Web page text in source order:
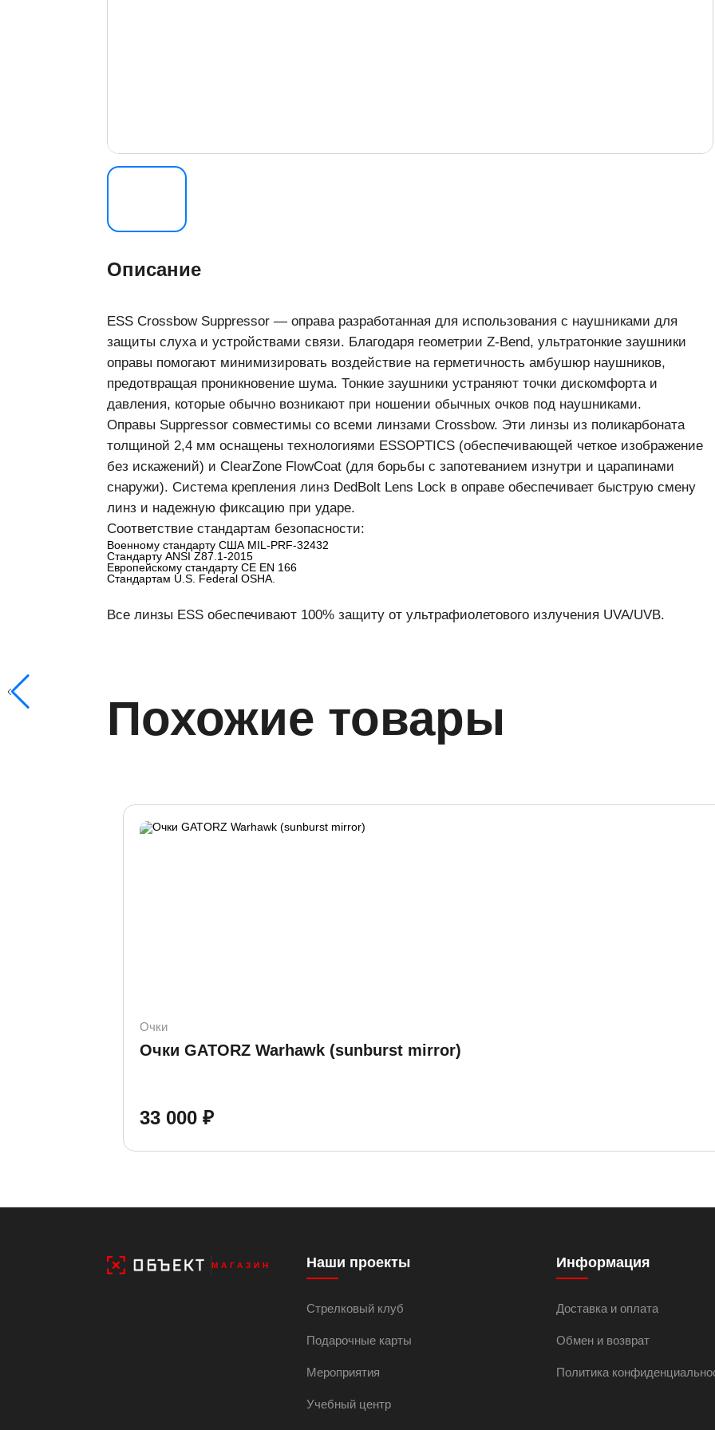
Описание
ESS Crossbow Suppressor — оправа разработанная для использования с наушниками для
защиты слуха и устройствами связи. Благодаря геометрии Z-Bend, ультратонкие заушники
оправы помогают минимизировать воздействие на герметичность амбушюр наушников,
предотвращая проникновение шума. Тонкие заушники устраняют точки дискомфорта и
давления, которые обычно возникают при ношении обычных очков под наушниками.
Оправы Suppressor совместимы со всеми линзами Crossbow. Эти линзы из поликарбоната
толщиной 2,4 мм оснащены технологиями ESSOPTICS (обеспечивающей четкое изображение
без искажений) и ClearZone FlowCoat (для борьбы с запотеванием изнутри и царапинами
снаружи). Система крепления линз DedBolt Lens Lock в оправе обеспечивает быструю смену
линз и надежную фиксацию при ударе.
Соответствие стандартам безопасности:
Военному стандарту США MIL-PRF-32432
Стандарту ANSI Z87.1-2015
Европейскому стандарту CE EN 166
Стандартам U.S. Federal OSHA.
Все линзы ESS обеспечивают 100% защиту от ультрафиолетового излучения UVA/UVB.
Похожие товары
Очки
Очки GATORZ Warhawk (sunburst mirror)
33 000 ₽
МАГАЗИН Наши проекты
Стрелковый клуб
Подарочные карты
Мероприятия
Учебный центр
Информация
Доставка и оплата
Обмен и возврат
Политика